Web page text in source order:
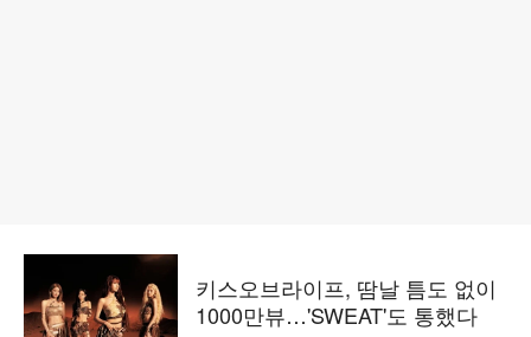
키스오브라이프, 땀날 틈도 없이
1000만뷰…'SWEAT'도 통했다